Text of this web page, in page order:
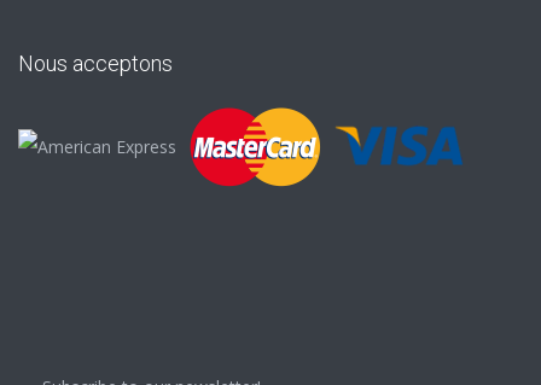
Nous acceptons